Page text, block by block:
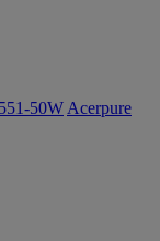
50W Acerpure